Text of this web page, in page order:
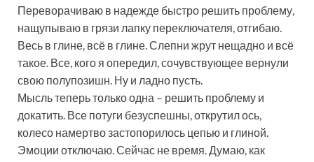
Переворачиваю в надежде быстро решить проблему,
нащупываю в грязи лапку переключателя, отгибаю.
Весь в глине, всё в глине. Слепни жрут нещадно и всё
такое. Все, кого я опередил, сочувствующее вернули
свою полупозишн. Ну и ладно пусть.
Мысль теперь только одна – решить проблему и
докатить. Все потуги безуспешны, открутил ось,
колесо намертво застопорилось цепью и глиной.
Эмоции отключаю. Сейчас не время. Думаю, как